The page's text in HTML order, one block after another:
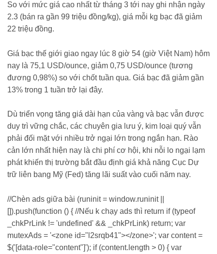
So với mức giá cao nhất từ tháng 3 tới nay ghi nhận ngày
2.3 (bán ra gần 99 triệu đồng/kg), giá mỗi kg bạc đã giảm
22 triệu đồng.
Giá bạc thế giới giao ngay lúc 8 giờ 54 (giờ Việt Nam) hôm
nay là 75,1 USD/ounce, giảm 0,75 USD/ounce (tương
đương 0,98%) so với chốt tuần qua. Giá bạc đã giảm gần
13% trong 1 tuần trở lại đây.
Dù triển vọng tăng giá dài hạn của vàng và bạc vẫn được
duy trì vững chắc, các chuyên gia lưu ý, kim loại quý vẫn
phải đối mặt với nhiều trở ngại lớn trong ngắn hạn. Rào
cản lớn nhất hiện nay là chi phí cơ hội, khi nỗi lo ngại lạm
phát khiến thị trường bắt đầu định giá khả năng Cục Dự
trữ liên bang Mỹ (Fed) tăng lãi suất vào cuối năm nay.
//Chèn ads giữa bài (runinit = window.runinit ||
[]).push(function () { //Nếu k chạy ads thì return if (typeof
_chkPrLink != 'undefined' && _chkPrLink) return; var
mutexAds = '<zone id="l2srqb41"></zone>'; var content =
$('[data-role="content"]'); if (content.length > 0) { var